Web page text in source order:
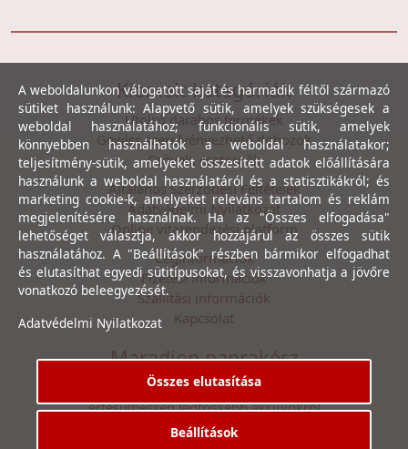
Kiemelt kategóriák
Utolsó darabos termékek
Gewiss szerelvényezhető dobozok
Csövek, csatornák
Általános Szerződési Feltételek
Adatvédelmi Nyilatkozat
Online vitarendezési platform
Céginformációk
Fizetési információk
Szállítási információk
Kapcsolat
Maradjon naprakész
Íratkozzon fel hírlevelünkre, hogy első kézből
értesülhessen legfrissebb akcióinkról
A weboldalunkon válogatott saját és harmadik féltől származó
sütiket használunk: Alapvető sütik, amelyek szükségesek a
weboldal használatához; funkcionális sütik, amelyek
könnyebben használhatók a weboldal használatakor;
teljesítmény-sütik, amelyeket összesített adatok előállítására
használunk a weboldal használatáról és a statisztikákról; és
marketing cookie-k, amelyeket releváns tartalom és reklám
megjelenítésére használnak. Ha az "Összes elfogadása"
lehetőséget választja, akkor hozzájárul az összes sütik
használatához. A "Beállítások" részben bármikor elfogadhat
és elutasíthat egyedi sütitípusokat, és visszavonhatja a jövőre
vonatkozó beleegyezését.
Adatvédelmi Nyilatkozat
Összes elutasítása
Beállítások